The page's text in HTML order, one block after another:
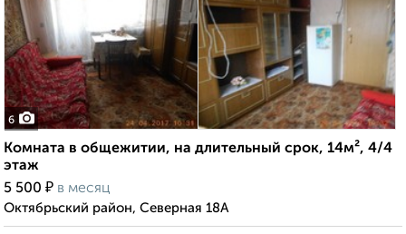
6
Комната в общежитии, на длительный срок, 14м², 4/4
этаж
5 500 ₽ в месяц
Октябрьский район, Северная 18А